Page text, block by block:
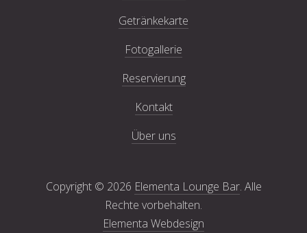
Getränkekarte
Fotogallerie
Reservierung
Kontakt
Über uns
Copyright © 2026 Elementa Lounge Bar. Alle
Rechte vorbehalten.
Elementa Webdesign